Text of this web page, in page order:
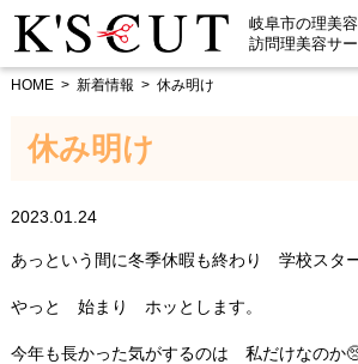
岐阜市の理美
訪問理美容サ
HOME 新着情報 休み明け
休み明け
2023.01.24
あっという間に冬季休暇も終わり 学校スタ
やっと 始まり ホッとします。
今年も長かった気がするのは 私だけなのか